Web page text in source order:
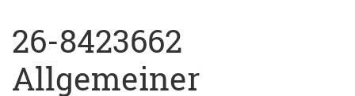
26-8423662
Allgemeiner